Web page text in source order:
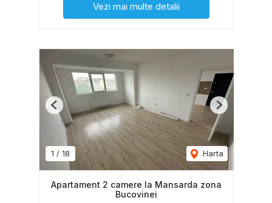
Vezi mai multe detalii
1 / 18 Harta
Previous Next
Apartament 2 camere la Mansarda zona
Bucovinei